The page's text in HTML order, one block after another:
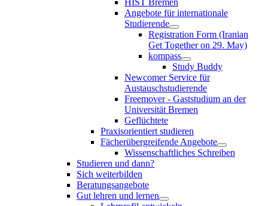
Angebote für internationale
Studierende
Registration Form (Iranian
Get Together on 29. May)
kompass
Study Buddy
Newcomer Service für
Austauschstudierende
Freemover - Gaststudium an der
Universität Bremen
Geflüchtete
Praxisorientiert studieren
Fächerübergreifende Angebote
Wissenschaftliches Schreiben
Studieren und dann?
Sich weiterbilden
Beratungsangebote
Gut lehren und lernen